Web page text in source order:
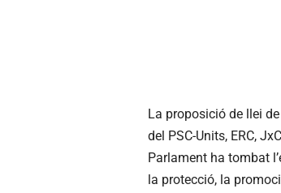
La proposició de llei
del PSC-Units, ERC,
Parlament ha tombat
la protecció, la